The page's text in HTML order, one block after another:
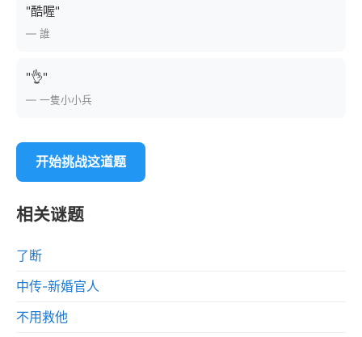
"酷喔"
— 誰
"👌"
— 一隻小小兵
开始挑战这道题
相关谜题
了断
中传-新婚官人
不用救他